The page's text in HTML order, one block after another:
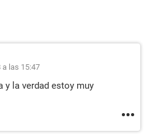
a las 15:47
y la verdad estoy muy